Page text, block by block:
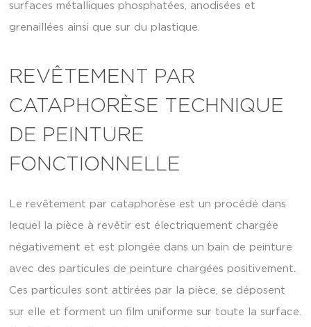
surfaces métalliques phosphatées, anodisées et
grenaillées ainsi que sur du plastique.
REVÊTEMENT PAR
CATAPHORÈSE TECHNIQUE
DE PEINTURE
FONCTIONNELLE
Le revêtement par cataphorèse est un procédé dans
lequel la pièce à revêtir est électriquement chargée
négativement et est plongée dans un bain de peinture
avec des particules de peinture chargées positivement.
Ces particules sont attirées par la pièce, se déposent
sur elle et forment un film uniforme sur toute la surface.